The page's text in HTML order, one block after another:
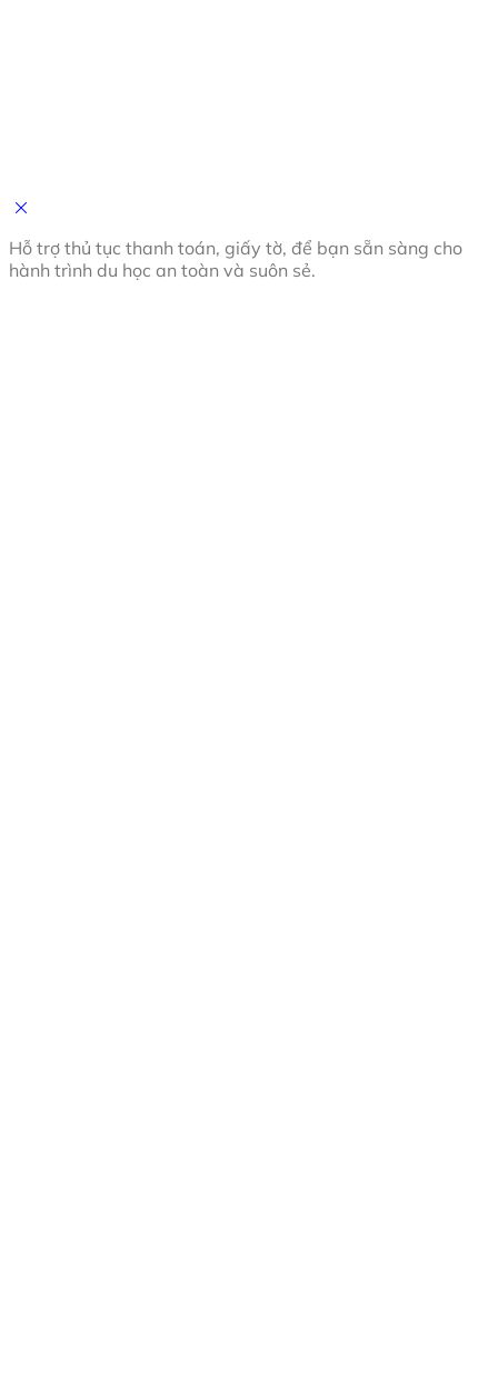
Hỗ trợ thủ tục thanh toán, giấy tờ, để bạn sẵn sàng cho
hành trình du học an toàn và suôn sẻ.